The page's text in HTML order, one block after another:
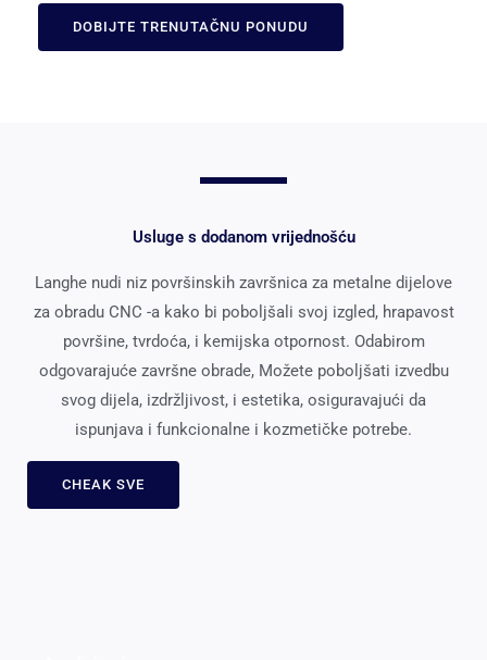
DOBIJTE TRENUTAČNU PONUDU
Usluge s dodanom vrijednošću
Langhe nudi niz površinskih završnica za metalne dijelove
za obradu CNC -a kako bi poboljšali svoj izgled, hrapavost
površine, tvrdoća, i kemijska otpornost. Odabirom
odgovarajuće završne obrade, Možete poboljšati izvedbu
svog dijela, izdržljivost, i estetika, osiguravajući da
ispunjava i funkcionalne i kozmetičke potrebe.
CHEAK SVE